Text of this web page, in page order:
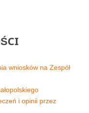
wniosków na Zespół
i opinii przez